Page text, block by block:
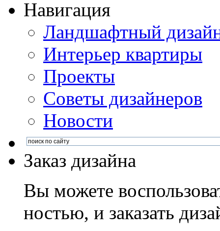
Навигация
Ландшафтный
Интерьер квартиры
Проекты
Советы дизайнеров
Новости
Заказ дизайна
Вы можете
ностью, и заказать